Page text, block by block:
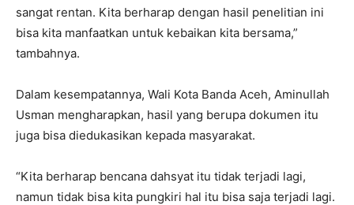
sangat rentan. Kita berharap dengan hasil penelitian ini
bisa kita manfaatkan untuk kebaikan kita bersama,”
tambahnya.
Dalam kesempatannya, Wali Kota Banda Aceh, Aminullah
Usman mengharapkan, hasil yang berupa dokumen itu
juga bisa diedukasikan kepada masyarakat.
“Kita berharap bencana dahsyat itu tidak terjadi lagi,
namun tidak bisa kita pungkiri hal itu bisa saja terjadi lagi.